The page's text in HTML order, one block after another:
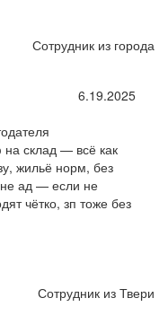
Сотрудник из города
6.19.2025
склад — всё как
жильё норм, без
не ад — если не
чётко, зп тоже без
Сотрудник из Твери